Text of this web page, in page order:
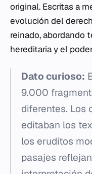
original. Escritas a
evolución del
reinado, abordando
hereditaria y el
Dato curioso:
9.000
diferentes. Los
editaban los
los eruditos
pasajes